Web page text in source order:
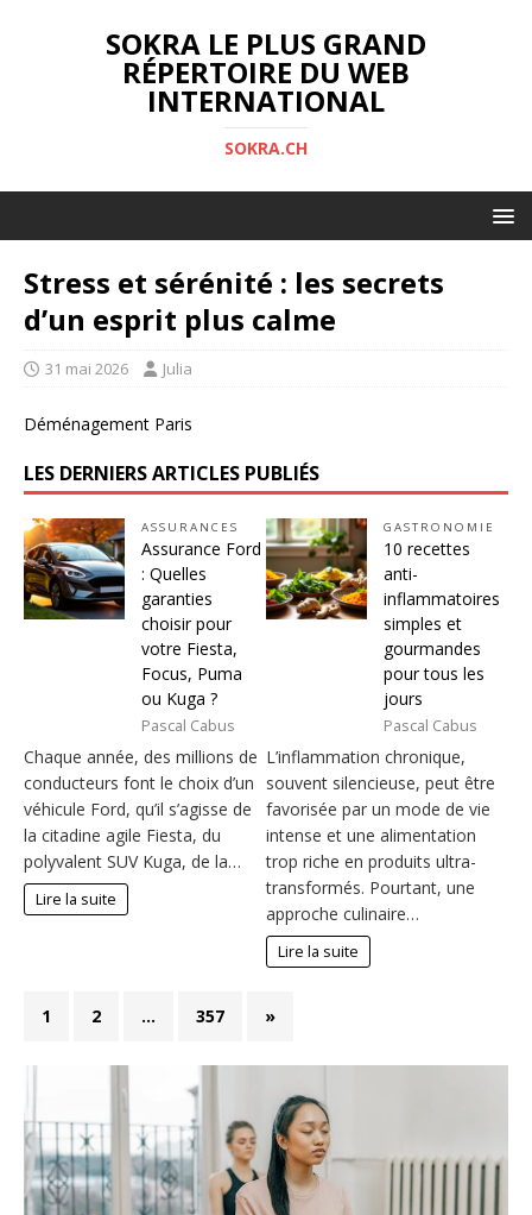
SOKRA LE PLUS GRAND
RÉPERTOIRE DU WEB
INTERNATIONAL
SOKRA.CH
Stress et sérénité : les secrets
d’un esprit plus calme
31 mai 2026 Julia
Déménagement Paris
LES DERNIERS ARTICLES PUBLIÉS
ASSURANCES
Assurance Ford
: Quelles
garanties
choisir pour
votre Fiesta,
Focus, Puma
ou Kuga ?
Pascal Cabus
Chaque année, des millions de
conducteurs font le choix d’un
véhicule Ford, qu’il s’agisse de
la citadine agile Fiesta, du
polyvalent SUV Kuga, de la…
Lire la suite
GASTRONOMIE
10 recettes
anti-
inflammatoires
simples et
gourmandes
pour tous les
jours
Pascal Cabus
L’inflammation chronique,
souvent silencieuse, peut être
favorisée par un mode de vie
intense et une alimentation
trop riche en produits ultra-
transformés. Pourtant, une
approche culinaire…
Lire la suite
1 2 … 357 »